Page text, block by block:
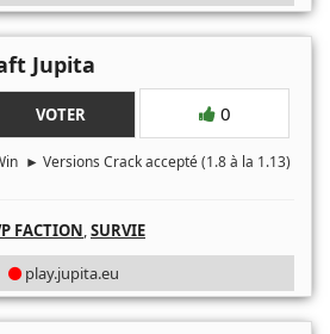
Jupita
VOTER 0
► Versions Crack accepté (1.8 à la 1.13)
FACTION,SURVIE
play.jupita.eu